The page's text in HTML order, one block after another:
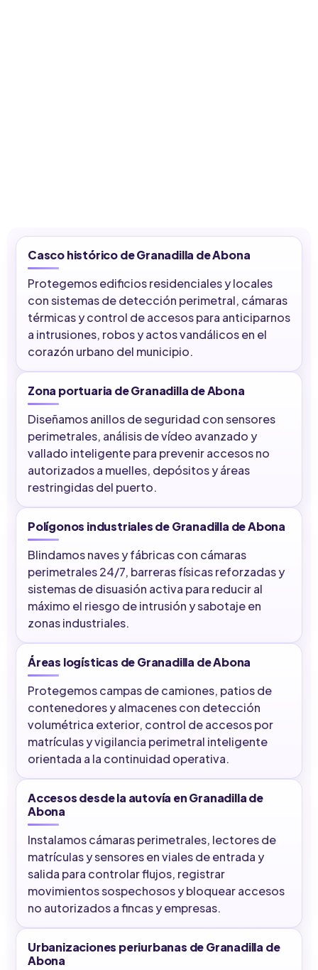
Casco histórico de Granadilla de Abona
Protegemos edificios residenciales y locales
con sistemas de detección perimetral, cámaras
térmicas y control de accesos para anticiparnos
a intrusiones, robos y actos vandálicos en el
corazón urbano del municipio.
Zona portuaria de Granadilla de Abona
Diseñamos anillos de seguridad con sensores
perimetrales, análisis de vídeo avanzado y
vallado inteligente para prevenir accesos no
autorizados a muelles, depósitos y áreas
restringidas del puerto.
Polígonos industriales de Granadilla de Abona
Blindamos naves y fábricas con cámaras
perimetrales 24/7, barreras físicas reforzadas y
sistemas de disuasión activa para reducir al
máximo el riesgo de intrusión y sabotaje en
zonas industriales.
Áreas logísticas de Granadilla de Abona
Protegemos campas de camiones, patios de
contenedores y almacenes con detección
volumétrica exterior, control de accesos por
matrículas y vigilancia perimetral inteligente
orientada a la continuidad operativa.
Accesos desde la autovía en Granadilla de
Abona
Instalamos cámaras perimetrales, lectores de
matrículas y sensores en viales de entrada y
salida para controlar flujos, registrar
movimientos sospechosos y bloquear accesos
no autorizados a fincas y empresas.
Urbanizaciones periurbanas de Granadilla de
Abona